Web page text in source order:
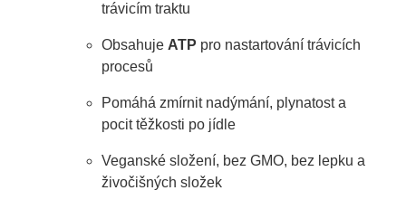
trávicím traktu
Obsahuje ATP pro nastartování trávicích
procesů
Pomáhá zmírnit nadýmání, plynatost a
pocit těžkosti po jídle
Veganské složení, bez GMO, bez lepku a
živočišných složek